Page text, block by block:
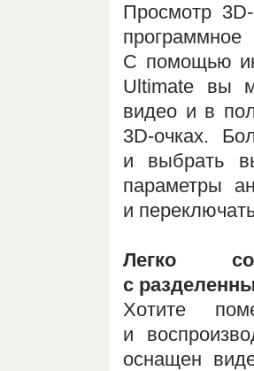
Просмотр
С помощью
Ultimate вы
видео и в
3D-очках.
и выбрать
параметры
и
Легко
с
Хотите
и
оснащен